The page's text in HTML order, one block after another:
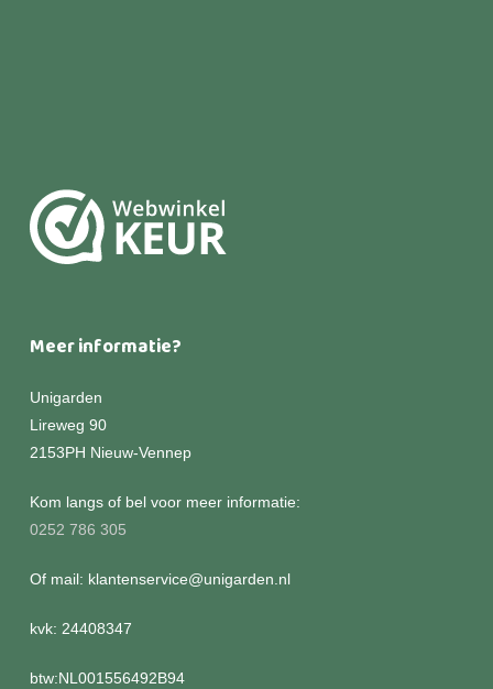
Meer informatie?
Unigarden
Lireweg 90
2153PH Nieuw-Vennep
Kom langs of bel voor meer informatie:
0252 786 305
Of mail: klantenservice@unigarden.nl
kvk: 24408347
btw:NL001556492B94